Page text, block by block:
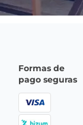
Formas de
pago seguras